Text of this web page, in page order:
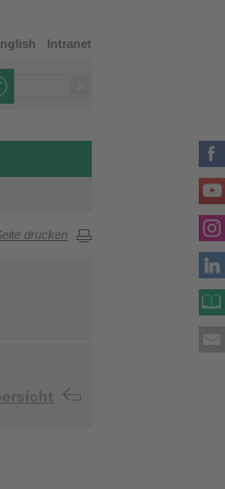
Intranet
drucken